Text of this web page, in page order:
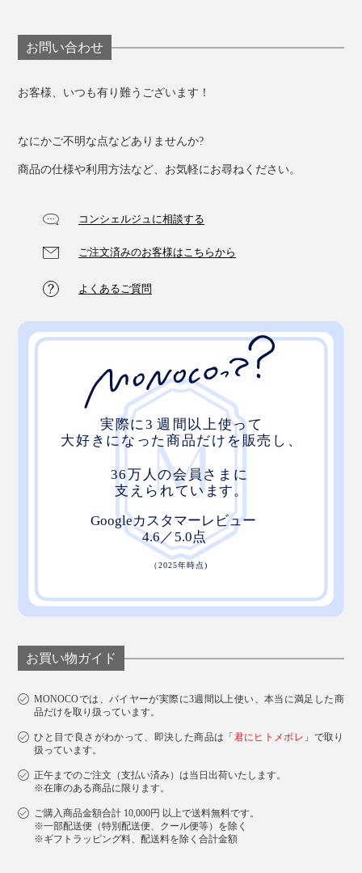
お問い合わせ
お客様、いつも有り難うございます！
なにかご不明な点などありませんか?
商品の仕様や利用方法など、お気軽にお尋ねください。
コンシェルジュに相談する
ご注文済みのお客様はこちらから
よくあるご質問
お買い物ガイド
MONOCOでは、バイヤーが実際に3週間以上使い、本当に満足した商
品だけを取り扱っています。
ひと目で良さがわかって、即決した商品は「君にヒトメボレ 」で取り
扱っています。
正午までのご注文（支払い済み）は当日出荷いたします。
※在庫のある商品に限ります。
ご購入商品金額合計 10,000円 以上で送料無料です。
※一部配送便（特別配送便、クール便等）を除く
※ギフトラッピング料、配送料を除く合計金額